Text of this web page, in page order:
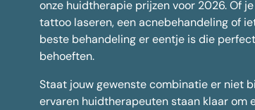
Alle behandelingen
onze huidtherapie prijzen voor 2026. Of
tattoo laseren, een acnebehandeling of
beste behandeling er eentje is die
behoeften.
Staat jouw gewenste combinatie er niet
ervaren huidtherapeuten staan klaar om